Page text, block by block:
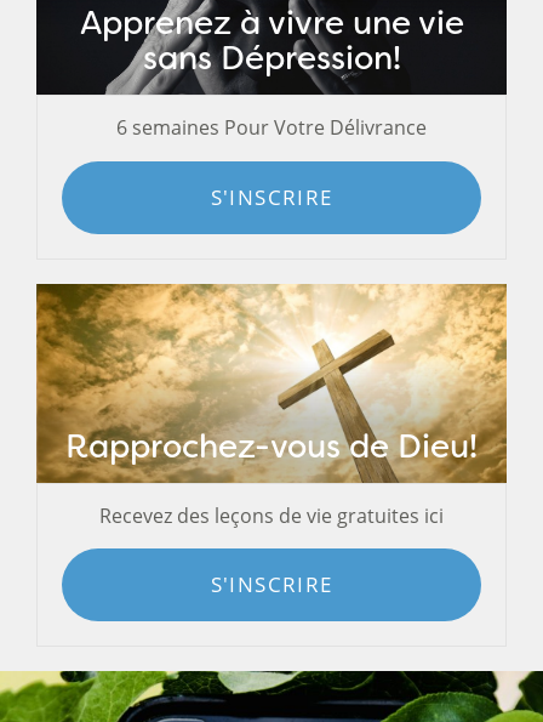
Apprenez à vivre une vie
sans Dépression!
6 semaines Pour Votre Délivrance
S'INSCRIRE
Rapprochez-vous de Dieu!
Recevez des leçons de vie gratuites ici
S'INSCRIRE